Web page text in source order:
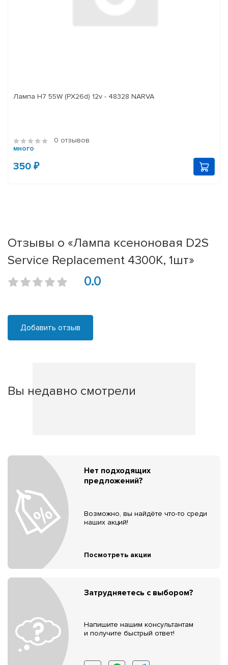
Лампа H7 55W (PX26d) 12v - 48328 NARVA
0 отзывов
много
350 ₽
Отзывы о «Лампа ксеноновая D2S
Service Replacement 4300K, 1шт»
0.0
Добавить отзыв
Вы недавно смотрели
Нет подходящих
предложений?
Возможно, вы найдёте что-то среди
наших акций!
Посмотреть акции
Затрудняетесь с выбором?
Напишите нашим консультантам
и получите быстрый ответ!